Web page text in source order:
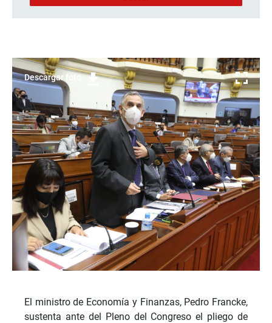
Descargar foto
El ministro de Economía y Finanzas, Pedro Francke,
sustenta ante del Pleno del Congreso el pliego de